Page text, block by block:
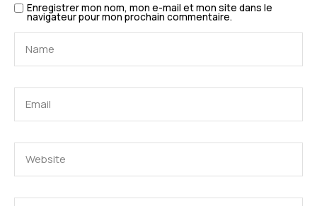
Enregistrer mon nom, mon e-mail et mon site dans le
navigateur pour mon prochain commentaire.